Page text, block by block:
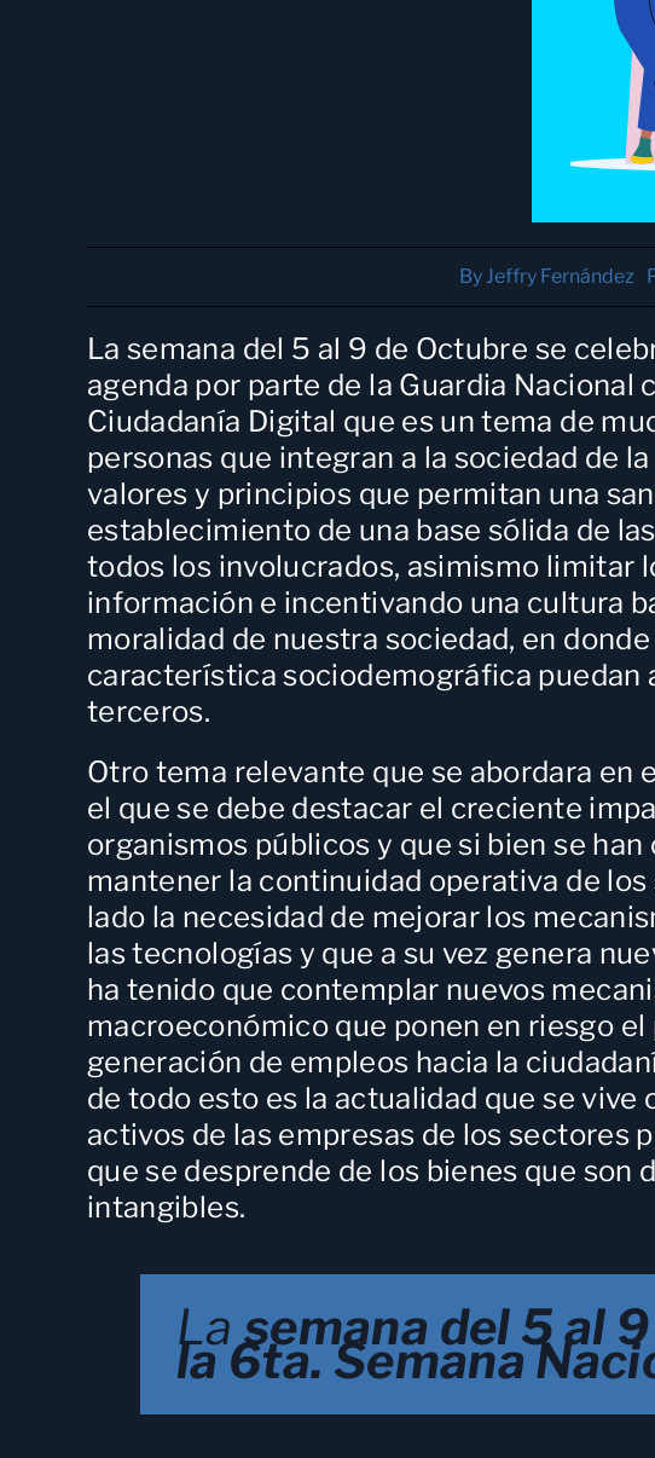
ByJeffry Fernández
Lasemana del 5 al 9 de Octubre se
agenda por parte de la Guardia
Ciudadanía Digital que es un tema de
personas que integran a la sociedad de
valores y principios que permitan una
establecimiento de una base sólida de
todos los involucrados, asimismo limitar
información e incentivando una cultura
moralidad de nuestra sociedad, en
característica sociodemográfica puedan
terceros.
Otro tema relevante que se abordara en
el que se debe destacar el creciente
organismos públicos y que si bien se
mantener la continuidad operativa de
lado la necesidad de mejorar los
las tecnologías y que a su vez genera
ha tenido que contemplar nuevos
macroeconómico que ponen en riesgo
generación de empleos hacia la
de todo esto es la actualidad que se
activos de las empresas de los sectores
que se desprende de los bienes que son
intangibles.
Lasemana del 5 al
la 6ta. Semana